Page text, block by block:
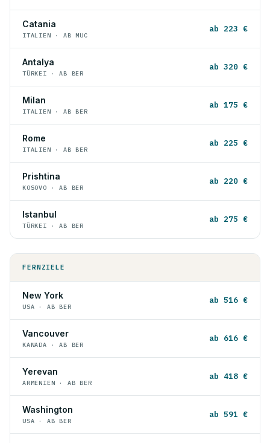
Catania
ITALIEN · AB MUC
ab 223 €
Antalya
TÜRKEI · AB BER
ab 320 €
Milan
ITALIEN · AB BER
ab 175 €
Rome
ITALIEN · AB BER
ab 225 €
Prishtina
KOSOVO · AB BER
ab 220 €
Istanbul
TÜRKEI · AB BER
ab 275 €
FERNZIELE
New York
USA · AB BER
ab 516 €
Vancouver
KANADA · AB BER
ab 616 €
Yerevan
ARMENIEN · AB BER
ab 418 €
Washington
USA · AB BER
ab 591 €